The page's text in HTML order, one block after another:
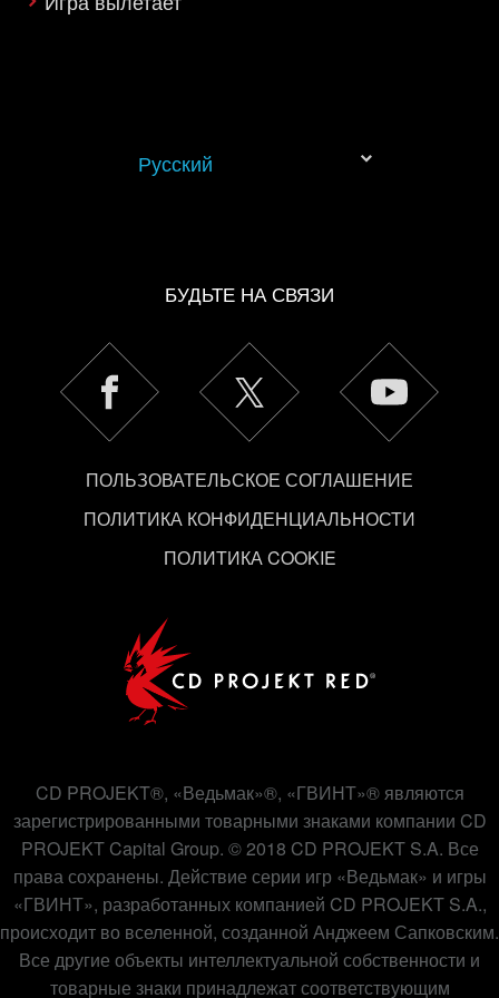
«Настройки» ниже.
Русский
БУДЬТЕ НА СВЯЗИ
ПОЛЬЗОВАТЕЛЬСКОЕ СОГЛАШЕНИЕ
ПОЛИТИКА КОНФИДЕНЦИАЛЬНОСТИ
ПОЛИТИКА COOKIE
CD PROJEKT®, «Ведьмак»®, «ГВИНТ»® являются
зарегистрированными товарными знаками компании CD
PROJEKT Capital Group. © 2018 CD PROJEKT S.A. Все
права сохранены. Действие серии игр «Ведьмак» и игры
«ГВИНТ», разработанных компанией CD PROJEKT S.A.,
происходит во вселенной, созданной Анджеем Сапковским.
Все другие объекты интеллектуальной собственности и
товарные знаки принадлежат соответствующим